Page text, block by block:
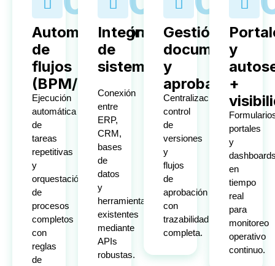
Automatización
de
flujos
(BPM/RPA)
Ejecución
automática
de
tareas
repetitivas
y
orquestación
de
procesos
completos
con
reglas
de
Integración
de
sistemas
Conexión
entre
ERP,
CRM,
bases
de
datos
y
herramientas
existentes
mediante
APIs
robustas.
Gestión
documental
y
aprobaciones
Centralización,
control
de
versiones
y
flujos
de
aprobación
con
trazabilidad
completa.
y
+
portales
y
en
tiempo
real
para
monitoreo
operativo
continuo.